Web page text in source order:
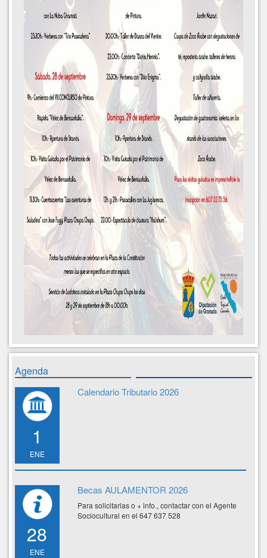
Agenda
1
ENE
Calendario Tributario 2026
28
ENE
Becas AULAMENTOR 2026
Para solicitarlas o + info., contactar con el Agente
Sociocultural en el 647 637 528